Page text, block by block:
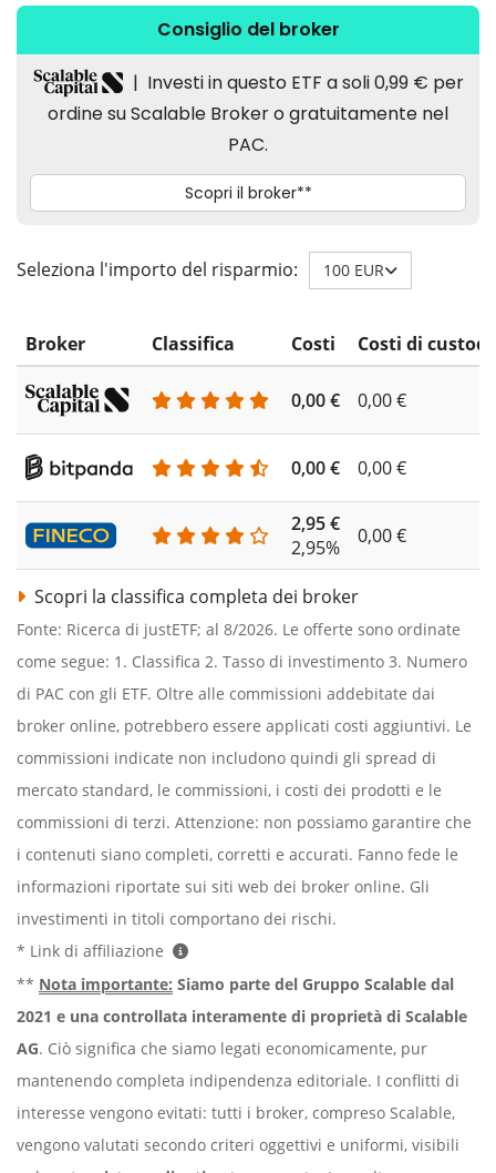
Seleziona l'importo del risparmio: 100 EUR
Broker Classifica Costi Costi di
0,00 € 0,00 €
0,00 € 0,00 €
2,95 €
2,95%
0,00 €
Scopri la classifica completa dei broker
Fonte: Ricerca di justETF; al 8/2026. Le offerte sono ordinate
come segue: 1. Classifica 2. Tasso di investimento 3. Numero
di PAC con gli ETF. Oltre alle commissioni addebitate dai
broker online, potrebbero essere applicati costi aggiuntivi. Le
commissioni indicate non includono quindi gli spread di
mercato standard, le commissioni, i costi dei prodotti e le
commissioni di terzi. Attenzione: non possiamo garantire che
i contenuti siano completi, corretti e accurati. Fanno fede le
informazioni riportate sui siti web dei broker online. Gli
investimenti in titoli comportano dei rischi.
* Link di affiliazione
** Nota importante: Siamo parte del Gruppo Scalable dal
2021 e una controllata interamente di proprietà di Scalable
AG. Ciò significa che siamo legati economicamente, pur
mantenendo completa indipendenza editoriale. I conflitti di
interesse vengono evitati: tutti i broker, compreso Scalable,
vengono valutati secondo criteri oggettivi e uniformi, visibili